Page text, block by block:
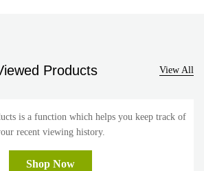
Products View All
is a function which helps you keep track of
recent viewing history.
Shop Now